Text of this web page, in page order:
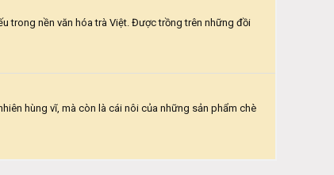
trong nền văn hóa trà Việt. Được trồng trên những đồi
hùng vĩ, mà còn là cái nôi của những sản phẩm chè